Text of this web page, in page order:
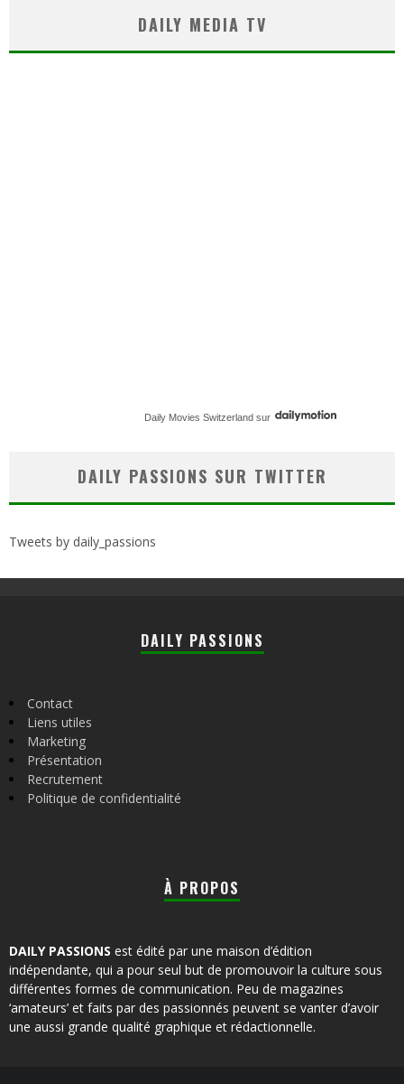
DAILY MEDIA TV
Daily Movies Switzerland sur
DAILY PASSIONS SUR TWITTER
Tweets by daily_passions
DAILY PASSIONS
Contact
Liens utiles
Marketing
Présentation
Recrutement
Politique de confidentialité
À PROPOS
DAILY PASSIONS est édité par une maison d’édition
indépendante, qui a pour seul but de promouvoir la culture sous
différentes formes de communication. Peu de magazines
‘amateurs’ et faits par des passionnés peuvent se vanter d’avoir
une aussi grande qualité graphique et rédactionnelle.